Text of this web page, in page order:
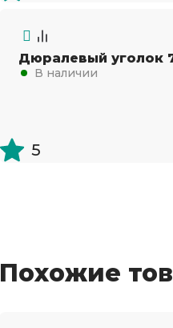
Дюралевый уголок
В наличии
5
Похожие